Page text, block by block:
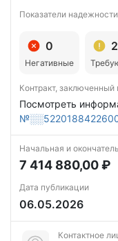
Показатели надежности
0
Негативные
2
Контракт, заключенный
Посмотреть
Начальная и
7 414 880,00 ₽
Дата публикации
06.05.2026
Контактное